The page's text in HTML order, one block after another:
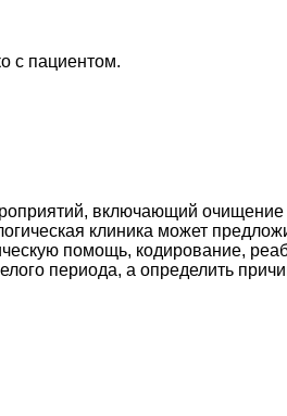
с пациентом.
включающий очищение
клиника может
помощь, кодирование,
периода, а определить